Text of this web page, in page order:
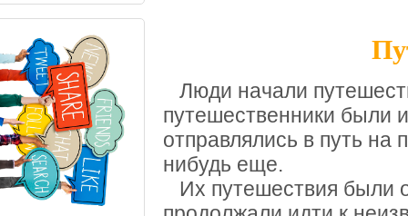
Люди начали
путешественники были
отправлялись в путь на
нибудь еще.
Их путешествия были